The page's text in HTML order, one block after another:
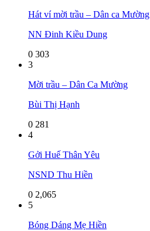
Hát ví mời trầu – Dân ca Mường
NN Đinh Kiều Dung
0 303
3
Mời trầu – Dân Ca Mường
Bùi Thị Hạnh
0 281
4
Gởi Huế Thân Yêu
NSND Thu Hiền
0 2,065
5
Bóng Dáng Mẹ Hiền